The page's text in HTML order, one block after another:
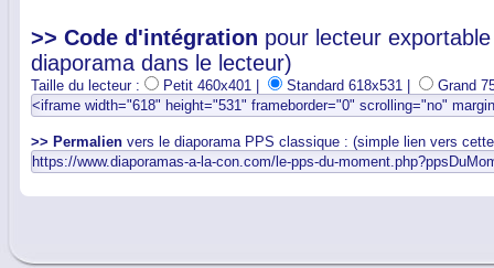
>> Code d'intégration pour lecteur
diaporama dans le lecteur)
Taille du lecteur : Petit 460x401 | Standard 618x531 | Grand
>> Permalien vers le diaporama PPS classique : (simple lien vers